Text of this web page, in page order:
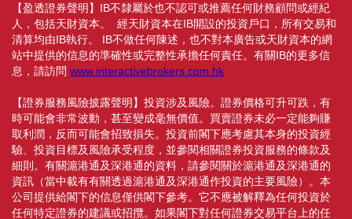
【盈透證券聲明】IB不隸屬於也不認可或推薦任何財務顧問或經紀
人，包括天財資本。 經天財資本在IB開設的投資戶口，所有交易和
清算均由IB執行。 IB不做任何陳述，也不對本廣告或天財資本的網
站中提供的信息的準確性或完整性承擔任何責任。有關IB的更多信
息，請訪問 www.interactivebrokers.com.hk
【證券服務風險披露聲明】投資涉及風險。證券價格可升可跌，有
時可能會非常波動，甚至變成毫無價值。買賣證券未必一定能夠賺
取利潤，反而可能會招致損失。投資前閣下應考慮其本身的投資經
驗、投資目標及風險承受程度，並參閱相關證券投資服務的條款及
細則。有關滬港通及深港通的資料，請參閱關於滬港通及深港通的
資訊（當中載有有關透過滬港通及深港通作投資的主要風險）。本
公司提供給閣下的信息僅供閣下參考。它不應被解釋為任何投資於
任何特定證券的建議或招攬。如果閣下對任何證券交易平台上的任